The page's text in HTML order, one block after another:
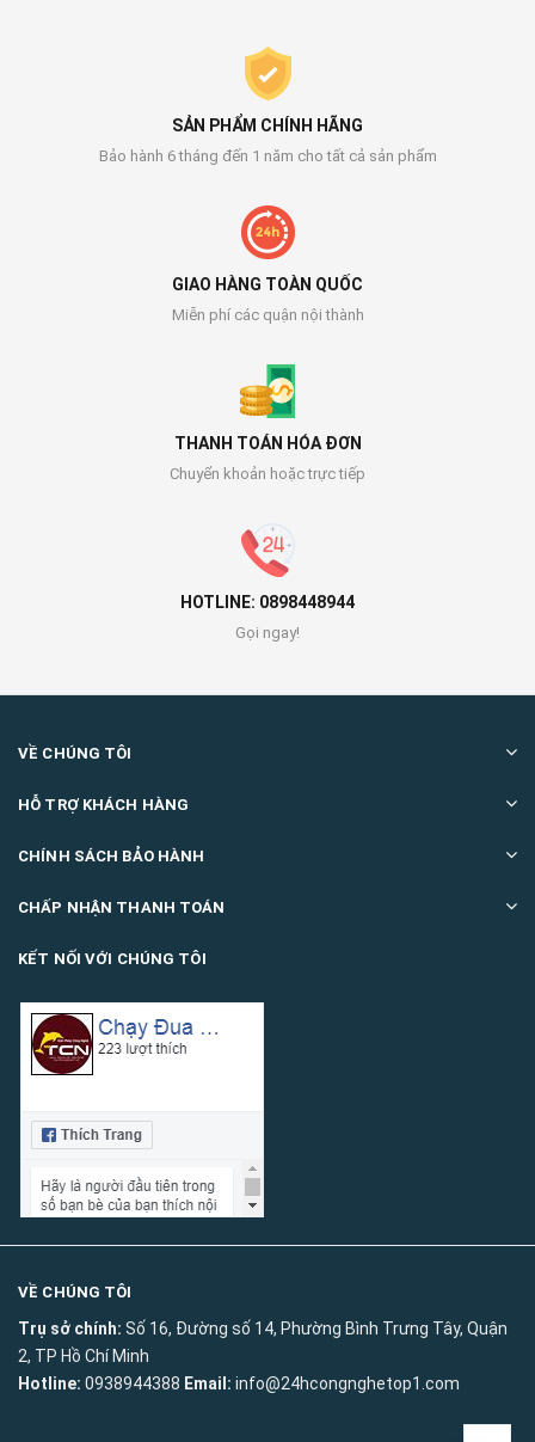
SẢN PHẨM CHÍNH HÃNG
Bảo hành 6 tháng đến 1 năm cho tất cả sản phẩm
GIAO HÀNG TOÀN QUỐC
Miễn phí các quận nội thành
THANH TOÁN HÓA ĐƠN
Chuyển khoản hoặc trực tiếp
HOTLINE: 0898448944
Gọi ngay!
VỀ CHÚNG TÔI
HỖ TRỢ KHÁCH HÀNG
CHÍNH SÁCH BẢO HÀNH
CHẤP NHẬN THANH TOÁN
KẾT NỐI VỚI CHÚNG TÔI
VỀ CHÚNG TÔI
Trụ sở chính: Số 16, Đường số 14, Phường Bình Trưng Tây, Quận
2, TP Hồ Chí Minh
Hotline: 0938944388 Email: info@24hcongnghetop1.com